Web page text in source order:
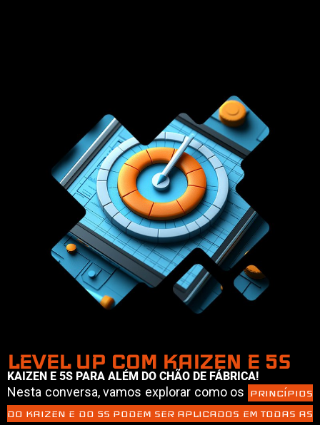
LEVEL UP COM KAIZEN E 5S
KAIZEN E 5S PARA ALÉM DO CHÃO DE FÁBRICA!
Nesta conversa, vamos explorar como os PRINCÍPIOS
DO KAIZEN E DO 5S PODEM SER APLICADOS EM TODAS AS